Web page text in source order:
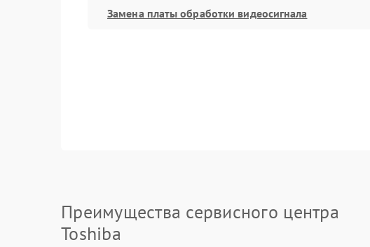
Замена платы обработки видеосигнала
Преимущества сервисного центра
Toshiba